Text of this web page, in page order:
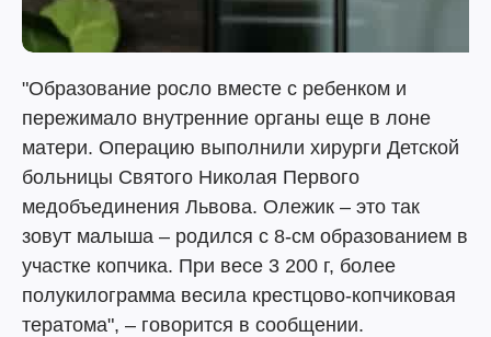
"Образование росло вместе с ребенком и
пережимало внутренние органы еще в лоне
матери. Операцию выполнили хирурги Детской
больницы Святого Николая Первого
медобъединения Львова. Олежик – это так
зовут малыша – родился с 8-см образованием в
участке копчика. При весе 3 200 г, более
полукилограмма весила крестцово-копчиковая
тератома", – говорится в сообщении.